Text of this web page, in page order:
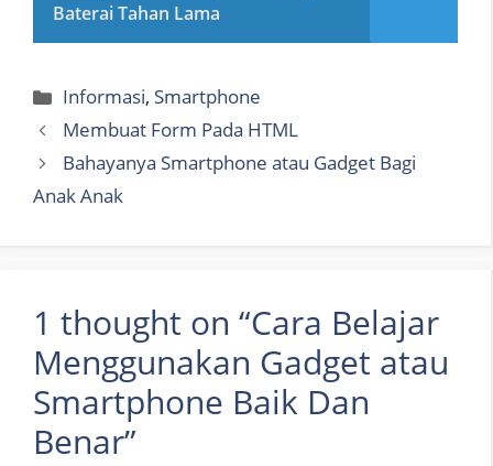
Baterai Tahan Lama
Categories
Informasi, Smartphone
Membuat Form Pada HTML
Bahayanya Smartphone atau Gadget Bagi
Anak Anak
1 thought on “Cara Belajar
Menggunakan Gadget atau
Smartphone Baik Dan
Benar”